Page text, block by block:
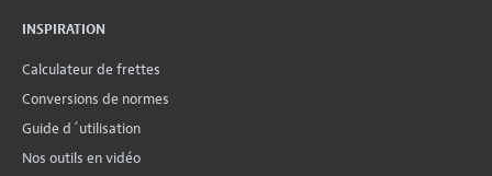
INSPIRATION
Calculateur de frettes
Conversions de normes
Guide d´utilisation
Nos outils en vidéo